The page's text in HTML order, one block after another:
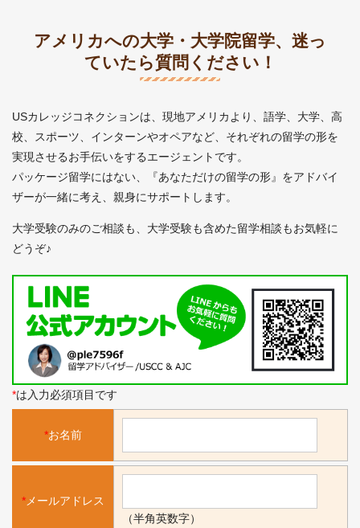
アメリカへの大学・大学院留学、迷っ
ていたら質問ください！
USカレッジコネクションは、現地アメリカより、語学、大学、高
校、スポーツ、インターンやオペアなど、それぞれの留学の形を
実現させるお手伝いをするエージェントです。
パッケージ留学にはない、『あなただけの留学の形』をアドバイ
ザーが一緒に考え、親身にサポートします。
大学受験のみのご相談も、大学受験も含めた留学相談もお気軽に
どうぞ♪
*は入力必須項目です
*お名前
*メールアドレス
（半角英数字）